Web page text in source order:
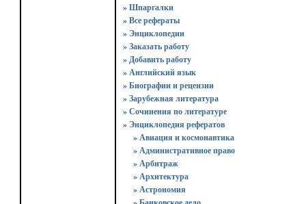
» Шпаргалки
» Все рефераты
» Энциклопедии
» Заказать работу
» Добавить работу
» Английский язык
» Биографии и рецензии
» Зарубежная литература
» Сочинения по литературе
» Энциклопедия рефератов
» Авиация и космонавтика
» Административное право
» Арбитраж
» Архитектура
» Астрономия